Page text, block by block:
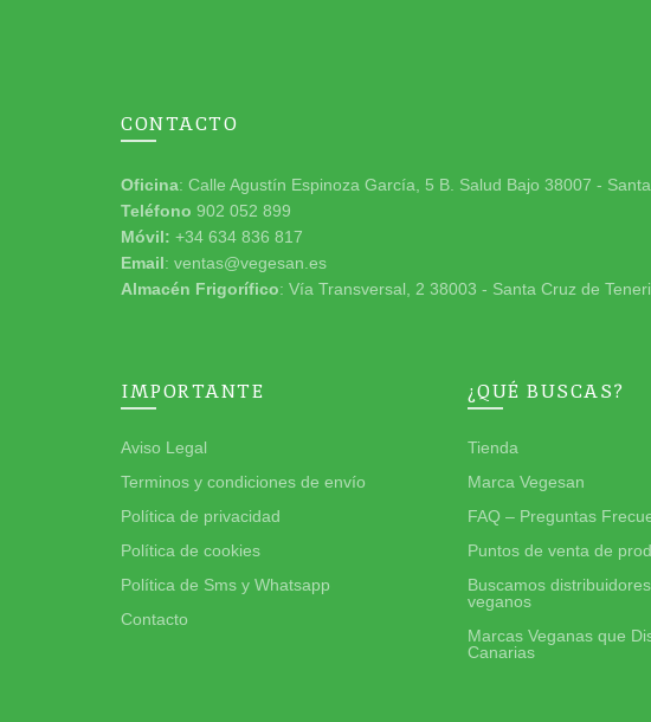
CONTACTO
Oficina: Calle Agustín Espinoza García, 5 B. Salud Bajo 38007 -
Teléfono 902 052 899
Móvil: +34 634 836 817
Email: ventas@vegesan.es
Almacén Frigorífico: Vía Transversal, 2 38003 - Santa Cruz de
IMPORTANTE
Aviso Legal
Terminos y condiciones de envío
Política de privacidad
Política de cookies
Política de Sms y Whatsapp
Contacto
¿QUÉ BUSCAS?
Tienda
Marca Vegesan
FAQ – Preguntas
Puntos de venta de
Buscamos
veganos
Marcas Veganas que
Canarias